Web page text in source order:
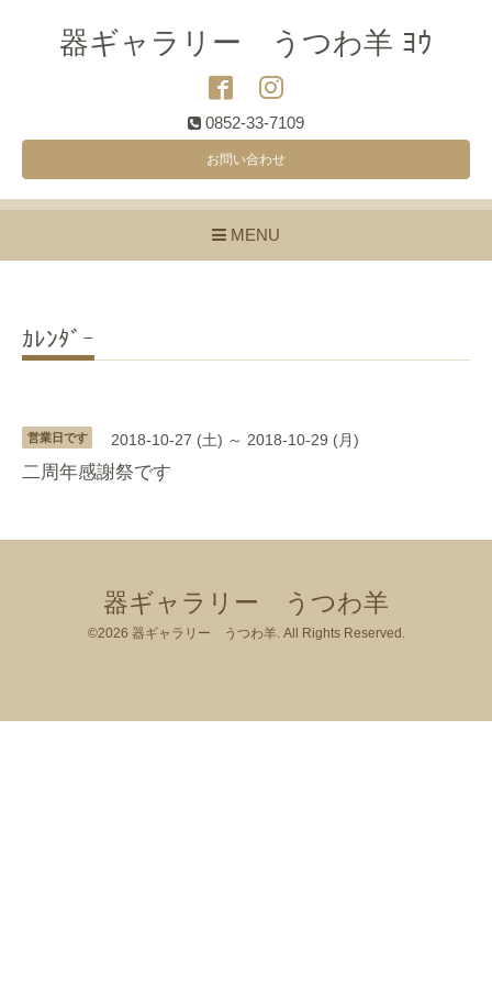
器ギャラリー うつわ羊 ﾖｳ
0852-33-7109
お問い合わせ
MENU
ｶﾚﾝﾀﾞｰ
営業日です 2018-10-27 (土) ～ 2018-10-29 (月)
二周年感謝祭です
器ギャラリー うつわ羊
©2026 器ギャラリー うつわ羊. All Rights Reserved.